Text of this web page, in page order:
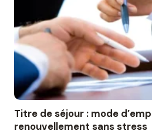
Titre de séjour : mode
renouvellement sans stress